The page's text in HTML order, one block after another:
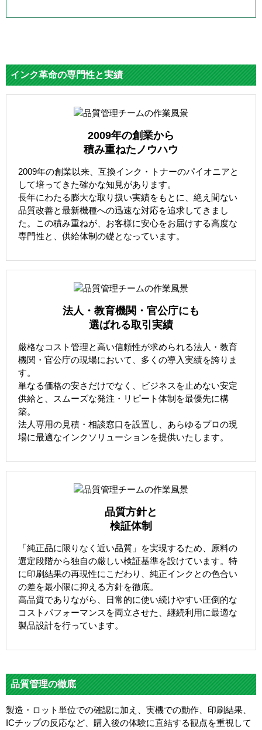
インク革命の専門性と実績
2009年の創業から
積み重ねたノウハウ
2009年の創業以来、互換インク・トナーのパイオニアと
して培ってきた確かな知見があります。
長年にわたる膨大な取り扱い実績をもとに、絶え間ない
品質改善と最新機種への迅速な対応を追求してきまし
た。この積み重ねが、お客様に安心をお届けする高度な
専門性と、供給体制の礎となっています。
法人・教育機関・官公庁にも
選ばれる取引実績
厳格なコスト管理と高い信頼性が求められる法人・教育
機関・官公庁の現場において、多くの導入実績を誇りま
す。
単なる価格の安さだけでなく、ビジネスを止めない安定
供給と、スムーズな発注・リピート体制を最優先に構
築。
法人専用の見積・相談窓口を設置し、あらゆるプロの現
場に最適なインクソリューションを提供いたします。
品質方針と
検証体制
「純正品に限りなく近い品質」を実現するため、原料の
選定段階から独自の厳しい検証基準を設けています。特
に印刷結果の再現性にこだわり、純正インクとの色合い
の差を最小限に抑える方針を徹底。
高品質でありながら、日常的に使い続けやすい圧倒的な
コストパフォーマンスを両立させた、継続利用に最適な
製品設計を行っています。
品質管理の徹底
製造・ロット単位での確認に加え、実機での動作、印刷結果、
ICチップの反応など、購入後の体験に直結する観点を重視して